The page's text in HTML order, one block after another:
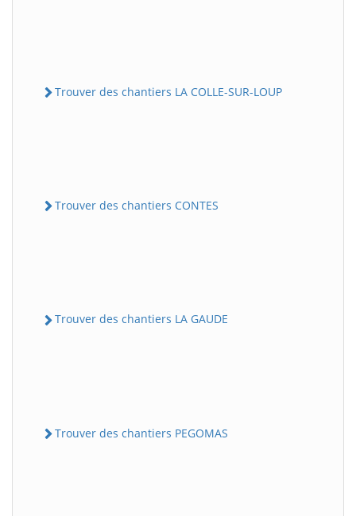
Trouver des chantiers LA COLLE-SUR-LOUP
Trouver des chantiers CONTES
Trouver des chantiers LA GAUDE
Trouver des chantiers PEGOMAS